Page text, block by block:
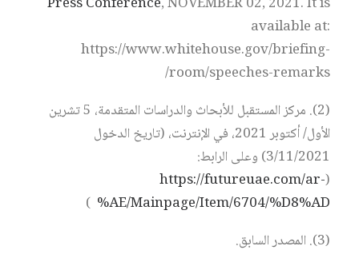
available at:
https://www.whitehouse.gov/briefing-
room/speeches-remarks/
(2). مركز المستقبل للأبحاث والدراسات المتقدمة، 5 تشرين
الأول/ أكتوبر 2021، في الإنترنت، (تاريخ الدخول
3/11/2021) وعلى الرابط:
(
https://futureuae.com/ar-
AE/Mainpage/Item/6704/%D8%AD%
)
(3). المصدر السابق.